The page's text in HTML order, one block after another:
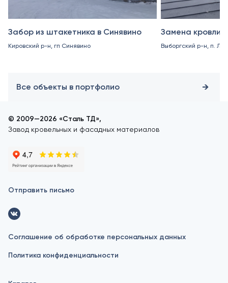
Забор из штакетника в Синявино
Кировский р-н, гп Синявино
Замена кровли
Выборгский р-н, п.
Все объекты в портфолио
© 2009—2026 «Сталь ТД»,
Завод кровельных и фасадных материалов
Отправить письмо
Соглашение об обработке персональных данных
Политика конфиденциальности